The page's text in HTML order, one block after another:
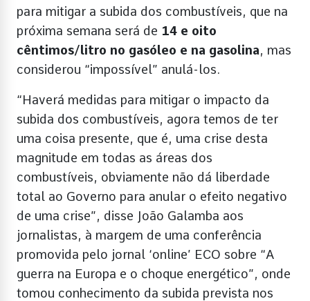
para mitigar a subida dos combustíveis, que na
próxima semana será de 14 e oito
cêntimos/litro no gasóleo e na gasolina, mas
considerou “impossível” anulá-los.
“Haverá medidas para mitigar o impacto da
subida dos combustíveis, agora temos de ter
uma coisa presente, que é, uma crise desta
magnitude em todas as áreas dos
combustíveis, obviamente não dá liberdade
total ao Governo para anular o efeito negativo
de uma crise”, disse João Galamba aos
jornalistas, à margem de uma conferência
promovida pelo jornal ‘online’ ECO sobre “A
guerra na Europa e o choque energético”, onde
tomou conhecimento da subida prevista nos